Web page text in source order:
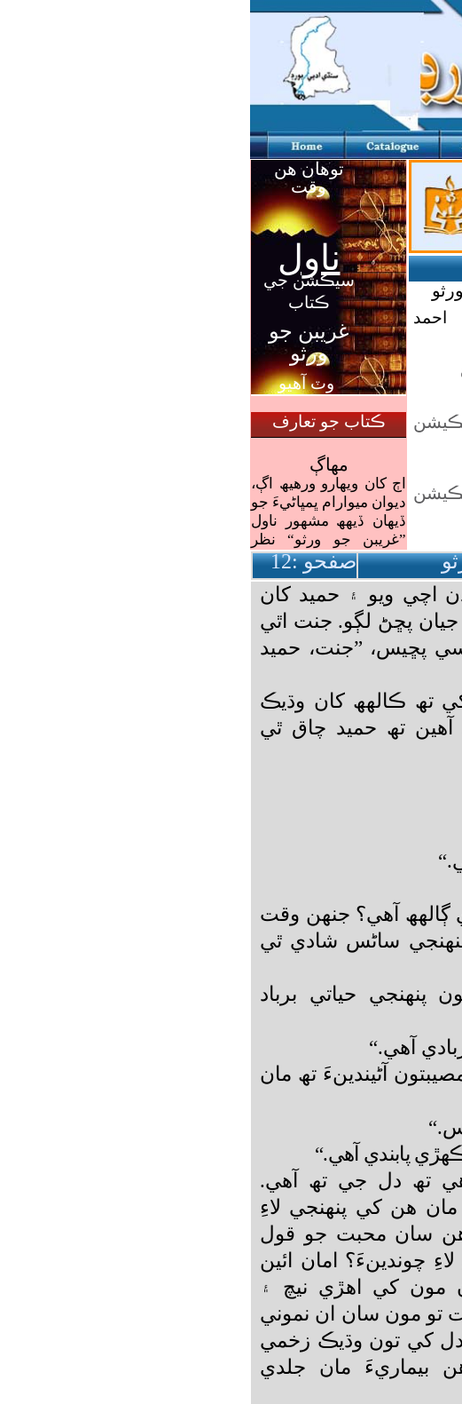
صفحو :12
اچي ويو ۽ حميد کان
پڇڻ لڳو. جنت اٿي
پڇيس، ”جنت، حميد
تھ ڪالھھ کان وڌيڪ
تھ حميد چاق ٿي
آھي؟ جنھن وقت
ساڻس شادي ٿي
حياتي برباد
آھي.“
آڻيندينءَ تھ مان
پابندي آھي.“
تھ دل جي تھ آھي.
ھن کي پنھنجي لاءِ
سان محبت جو قول
چوندينءَ؟ امان ائين
مون کي اھڙي نيچ ۽
تو مون سان ان نموني
کي تون وڌيڪ زخمي
بيماريءَ مان جلدي